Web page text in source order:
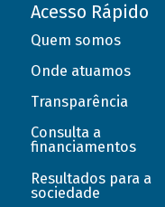
Acesso Rápido
Quem somos
Onde atuamos
Transparência
Consulta a
financiamentos
Resultados para a
sociedade